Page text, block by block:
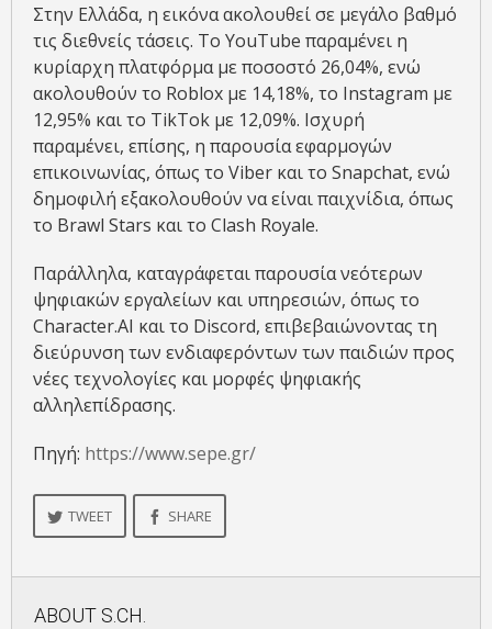
Στην Ελλάδα, η εικόνα ακολουθεί σε μεγάλο βαθμό
τις διεθνείς τάσεις. Το YouTube παραμένει η
κυρίαρχη πλατφόρμα με ποσοστό 26,04%, ενώ
ακολουθούν το Roblox με 14,18%, το Instagram με
12,95% και το TikTok με 12,09%. Ισχυρή
παραμένει, επίσης, η παρουσία εφαρμογών
επικοινωνίας, όπως το Viber και το Snapchat, ενώ
δημοφιλή εξακολουθούν να είναι παιχνίδια, όπως
το Brawl Stars και το Clash Royale.
Παράλληλα, καταγράφεται παρουσία νεότερων
ψηφιακών εργαλείων και υπηρεσιών, όπως το
Character.AI και το Discord, επιβεβαιώνοντας τη
διεύρυνση των ενδιαφερόντων των παιδιών προς
νέες τεχνολογίες και μορφές ψηφιακής
αλληλεπίδρασης.
Πηγή: https://www.sepe.gr/
TWEET SHARE
ABOUT S.CH.